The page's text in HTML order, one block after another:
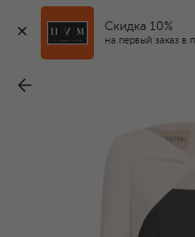
Скидка 10%
на первый заказ в